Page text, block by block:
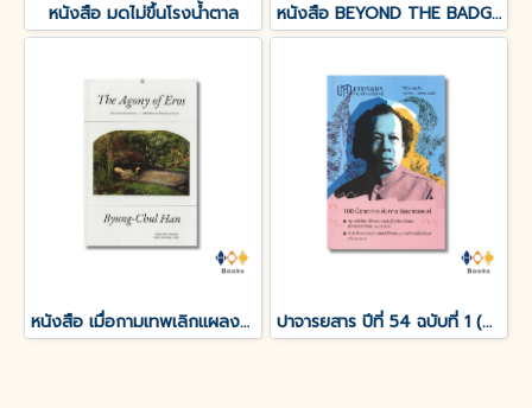
หนังสือ มดไม่ขึ้นโรงน้ำตาล หนังสือ BEYOND THE BADGE เปิดแฟ้มคดีลับ?FBI THAILAND
หนังสือ เมื่อกามเทพเลิกแผลงศร (The Agony of Eros) ปาจารยสาร ปีที่ 54 ฉบับที่ 1 (ม.ค. – เม.ย. 2568) ฉบับ 100 ปีชาตกาล อังคาร กัลยาณพงศ์